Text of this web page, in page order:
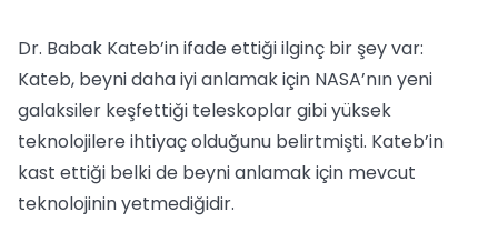
Dr. Babak Kateb’in ifade ettiği ilginç bir şey var:
Kateb, beyni daha iyi anlamak için NASA’nın yeni
galaksiler keşfettiği teleskoplar gibi yüksek
teknolojilere ihtiyaç olduğunu belirtmişti. Kateb’in
kast ettiği belki de beyni anlamak için mevcut
teknolojinin yetmediğidir.